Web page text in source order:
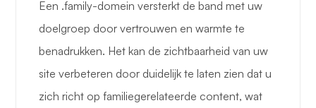
Een .family-domein versterkt de band met uw
doelgroep door vertrouwen en warmte te
benadrukken. Het kan de zichtbaarheid van uw
site verbeteren door duidelijk te laten zien dat u
zich richt op familiegerelateerde content, wat